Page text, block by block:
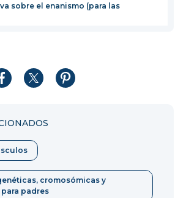
sobre el enanismo (para las
CompartirCompartirCompartir
cromosómicas y
padres